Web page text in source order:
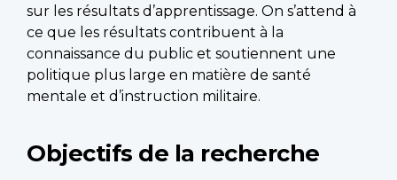
sur les résultats d’apprentissage. On s’attend à
ce que les résultats contribuent à la
connaissance du public et soutiennent une
politique plus large en matière de santé
mentale et d’instruction militaire.
Objectifs de la recherche